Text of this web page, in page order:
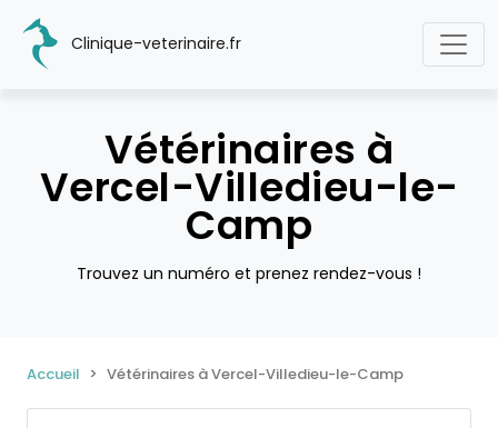
Clinique-veterinaire.fr
Vétérinaires à
Vercel-Villedieu-le-
Camp
Trouvez un numéro et prenez rendez-vous !
Accueil Vétérinaires à Vercel-Villedieu-le-Camp